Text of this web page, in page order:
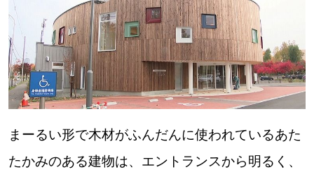
まーるい形で木材がふんだんに使われているあた
たかみのある建物は、エントランスから明るく、